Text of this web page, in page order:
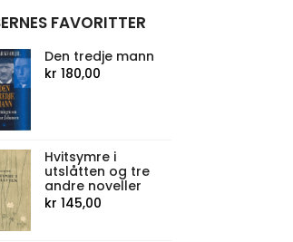
FAVORITTER
Den tredje mann
kr 180,00
Hvitsymre i
utslåtten og tre
andre noveller
kr 145,00